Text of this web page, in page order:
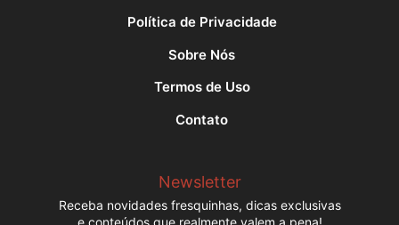
Política de Privacidade
Sobre Nós
Termos de Uso
Contato
Newsletter
Receba novidades fresquinhas, dicas exclusivas